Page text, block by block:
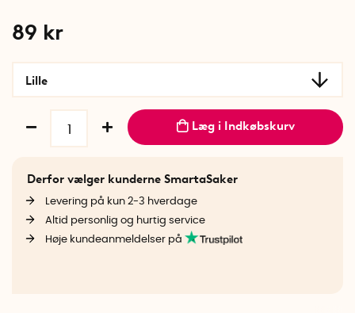
89 kr
Lille
Læg i Indkøbskurv
Derfor vælger kunderne SmartaSaker
Levering på kun 2-3 hverdage
Altid personlig og hurtig service
Høje kundeanmeldelser på